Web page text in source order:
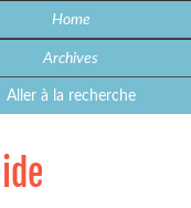
Home
Archives
Aller à la recherche